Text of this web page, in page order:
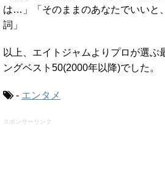
は…」「そのままのあなたでいいと
詞」
以上、エイトジャムよりプロが選ぶ
ングベスト50(2000年以降)でした。
- エンタメ
スポンサーリンク